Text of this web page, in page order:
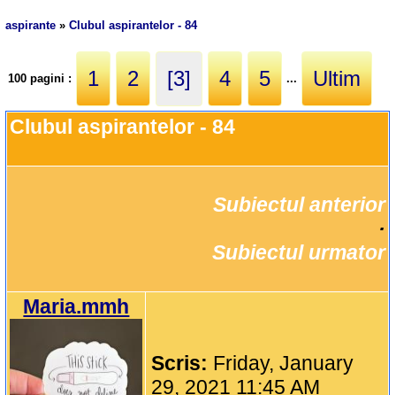
aspirante »Clubul aspirantelor - 84
100 pagini : 1 2 [3] 4 5 ... Ultim
Clubul aspirantelor - 84
Subiectul anterior
Subiectul urmator
Maria.mmh
Scris: Friday, January
29, 2021 11:45 AM